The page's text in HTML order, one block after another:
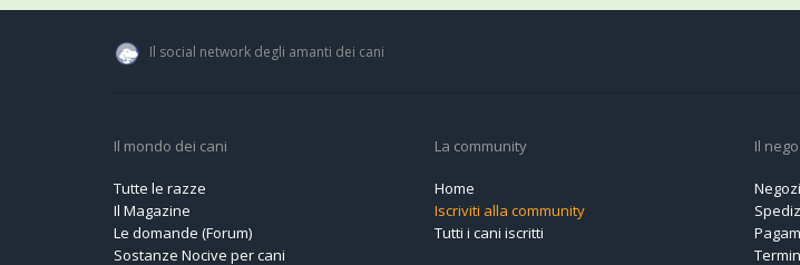
Il social network degli amanti dei cani
Il mondo dei cani
Tutte le razze
Il Magazine
Le domande (Forum)
Sostanze Nocive per cani
La community
Home
Iscriviti alla community
Tutti i cani iscritti
Il